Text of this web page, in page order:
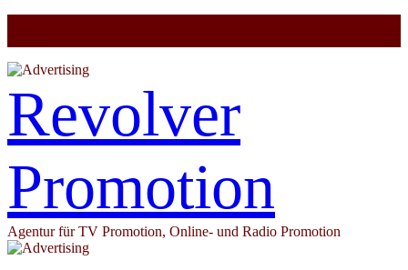
Revolver
Promotion
Agentur für TV Promotion, Online- und Radio Promotion